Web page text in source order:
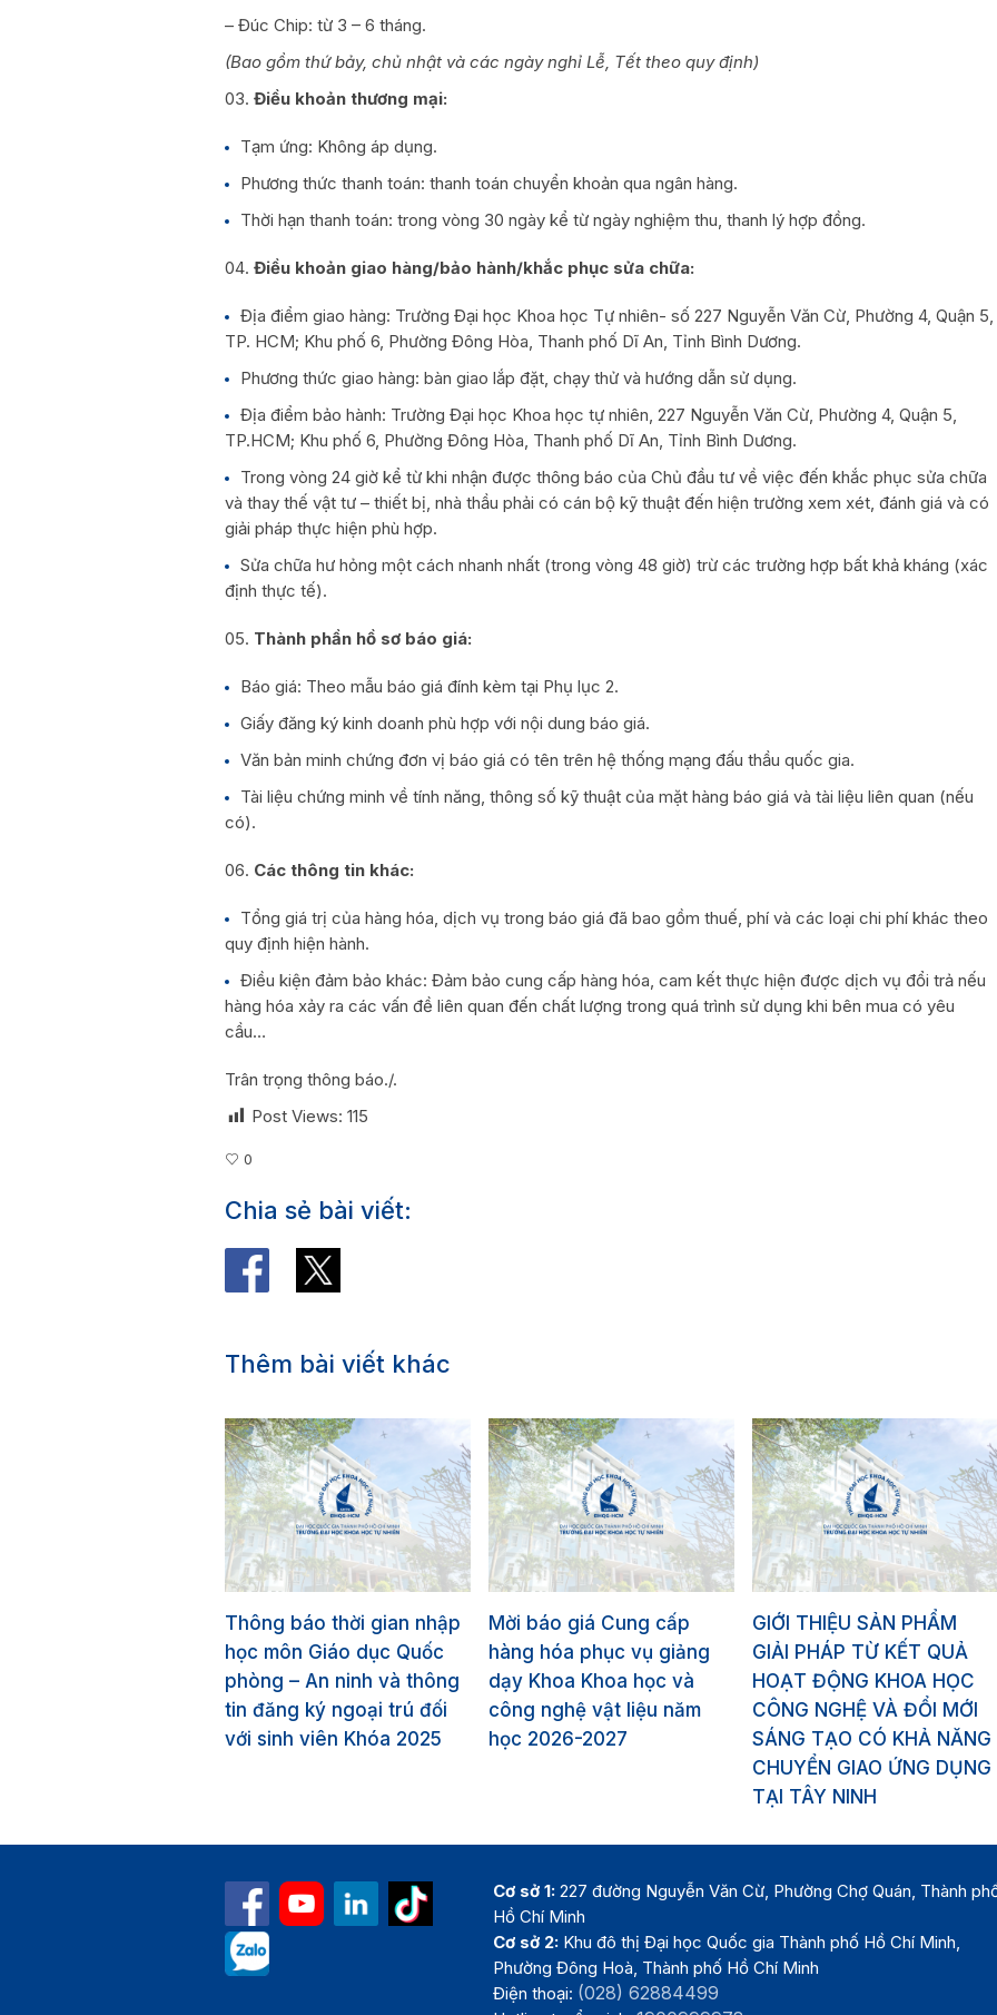
– Đúc Chip: từ 3 – 6 tháng.
(Bao gồm thứ bảy, chủ nhật và các ngày nghỉ Lễ, Tết theo quy định)
Điều khoản thương mại:
Tạm ứng: Không áp dụng.
Phương thức thanh toán: thanh toán chuyển khoản qua ngân hàng.
Thời hạn thanh toán: trong vòng 30 ngày kể từ ngày nghiệm thu, thanh lý hợp đồng.
Điều khoản giao hàng/bảo hành/khắc phục sửa chữa:
Địa điểm giao hàng: Trường Đại học Khoa học Tự nhiên- số 227 Nguyễn Văn Cừ, Phường 4, Quận 5,
TP. HCM; Khu phố 6, Phường Đông Hòa, Thanh phố Dĩ An, Tỉnh Bình Dương.
Phương thức giao hàng: bàn giao lắp đặt, chạy thử và hướng dẫn sử dụng.
Địa điểm bảo hành: Trường Đại học Khoa học tự nhiên, 227 Nguyễn Văn Cừ, Phường 4, Quận 5,
TP.HCM; Khu phố 6, Phường Đông Hòa, Thanh phố Dĩ An, Tỉnh Bình Dương.
Trong vòng 24 giờ kể từ khi nhận được thông báo của Chủ đầu tư về việc đến khắc phục sửa chữa
và thay thế vật tư – thiết bị, nhà thầu phải có cán bộ kỹ thuật đến hiện trường xem xét, đánh giá và có
giải pháp thực hiện phù hợp.
Sửa chữa hư hỏng một cách nhanh nhất (trong vòng 48 giờ) trừ các trường hợp bất khả kháng (xác
định thực tế).
Thành phần hồ sơ báo giá:
Báo giá: Theo mẫu báo giá đính kèm tại Phụ lục 2.
Giấy đăng ký kinh doanh phù hợp với nội dung báo giá.
Văn bản minh chứng đơn vị báo giá có tên trên hệ thống mạng đấu thầu quốc gia.
Tài liệu chứng minh về tính năng, thông số kỹ thuật của mặt hàng báo giá và tài liệu liên quan (nếu
có).
Các thông tin khác:
Tổng giá trị của hàng hóa, dịch vụ trong báo giá đã bao gồm thuế, phí và các loại chi phí khác theo
quy định hiện hành.
Điều kiện đảm bảo khác: Đảm bảo cung cấp hàng hóa, cam kết thực hiện được dịch vụ đổi trả nếu
hàng hóa xảy ra các vấn đề liên quan đến chất lượng trong quá trình sử dụng khi bên mua có yêu
cầu…
Trân trọng thông báo./.
Post Views: 115
0
Chia sẻ bài viết:
Thêm bài viết khác
Thông báo thời gian nhập
học môn Giáo dục Quốc
phòng – An ninh và thông
tin đăng ký ngoại trú đối
với sinh viên Khóa 2025
Mời báo giá Cung cấp
hàng hóa phục vụ giảng
dạy Khoa Khoa học và
công nghệ vật liệu năm
học 2026-2027
GIỚI THIỆU SẢN PHẨM
GIẢI PHÁP TỪ KẾT QUẢ
HOẠT ĐỘNG KHOA HỌC
CÔNG NGHỆ VÀ ĐỔI MỚI
SÁNG TẠO CÓ KHẢ NĂNG
CHUYỂN GIAO ỨNG DỤNG
TẠI TÂY NINH
Cơ sở 1: 227 đường Nguyễn Văn Cừ, Phường Chợ Quán, Thành
Hồ Chí Minh
Cơ sở 2: Khu đô thị Đại học Quốc gia Thành phố Hồ Chí Minh,
Phường Đông Hoà, Thành phố Hồ Chí Minh
Điện thoại: (028) 62884499